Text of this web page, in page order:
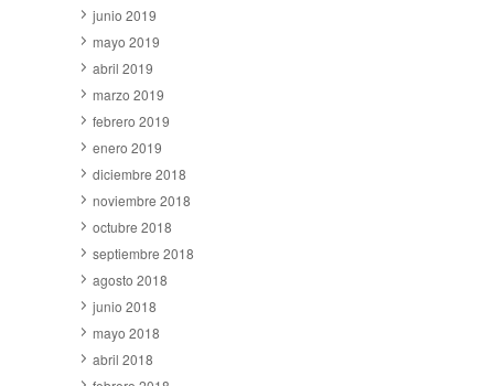
junio 2019
mayo 2019
abril 2019
marzo 2019
febrero 2019
enero 2019
diciembre 2018
noviembre 2018
octubre 2018
septiembre 2018
agosto 2018
junio 2018
mayo 2018
abril 2018